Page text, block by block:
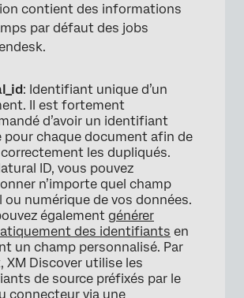
contient des informations
par défaut des jobs
: Identifiant unique d’un
Il est fortement
d’avoir un identifiant
pour chaque document afin de
les dupliqués.
ID, vous pouvez
n’importe quel champ
ou numérique de vos données.
également générer
des identifiants en
un champ personnalisé. Par
XM Discover utilise les
de source préfixés par le
connecteur via une